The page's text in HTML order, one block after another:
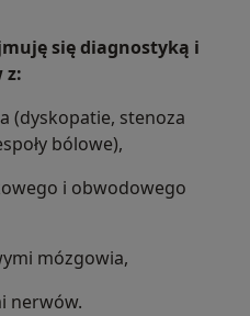
się diagnostyką i
z:
(dyskopatie, stenoza
bólowe),
i obwodowego
mózgowia,
nerwów.